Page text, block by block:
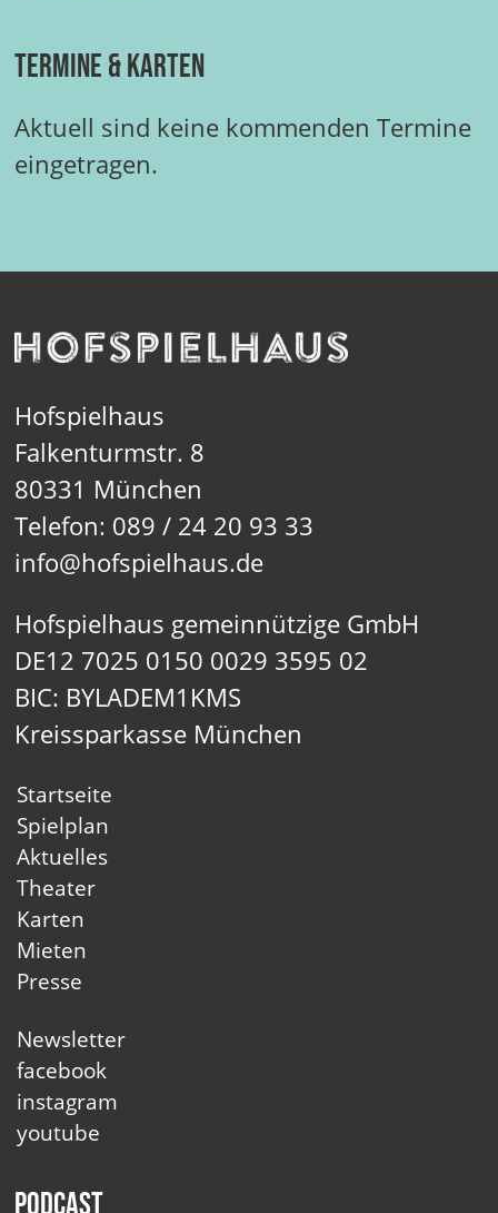
Termine & Karten
Aktuell sind keine kommenden Termine
eingetragen.
Hofspielhaus
Falkenturmstr. 8
80331 München
Telefon: 089 / 24 20 93 33
info@hofspielhaus.de
Hofspielhaus gemeinnützige GmbH
DE12 7025 0150 0029 3595 02
BIC: BYLADEM1KMS
Kreissparkasse München
Startseite
Spielplan
Aktuelles
Theater
Karten
Mieten
Presse
Newsletter
facebook
instagram
youtube